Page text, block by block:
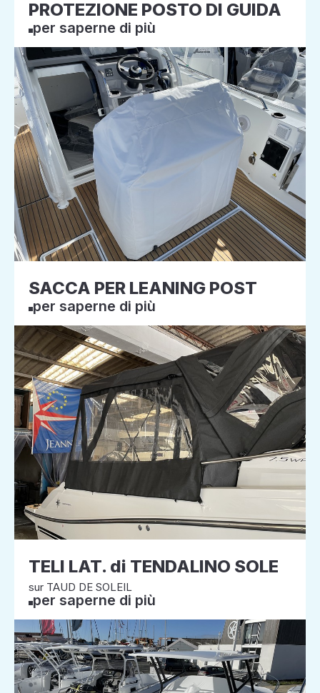
PROTEZIONE POSTO DI GUIDA
per saperne di più
SACCA PER LEANING POST
per saperne di più
TELI LAT. di TENDALINO SOLE
sur TAUD DE SOLEIL
per saperne di più